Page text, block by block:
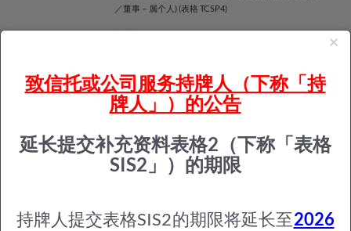
／董事－属个人) (表格 TCSP4)
资料小册子
信托及公司服务提供者注册办事处服务概览
批准成为信托或公司服务持牌人的最终拥有人／合伙
人／董事，以及在获批给牌照后申报详情变更
×
致信托或公司服务持牌人（下称「持
牌人」）的公告
延长提交补充资料表格2（下称「表格
SIS2」）的期限
持牌人提交表格SIS2的期限将延长至2026